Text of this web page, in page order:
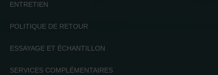
ENTRETIEN
POLITIQUE DE RETOUR
ESSAYAGE ET ÉCHANTILLON
SERVICES COMPLÉMENTAIRES